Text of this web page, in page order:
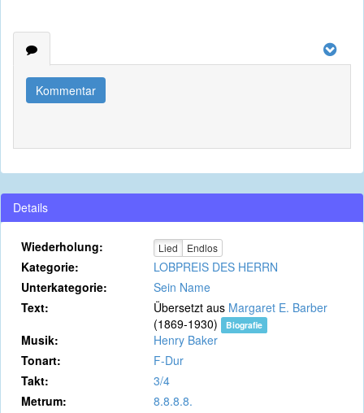
Kommentar
Details
Wiederholung: Lied Endlos
Kategorie:
LOBPREIS DES HERRN
Unterkategorie:
Sein Name
Text:
Übersetzt aus Margaret E. Barber
(1869-1930)
Biografie
Musik:
Henry Baker
Tonart:
F-Dur
Takt:
3/4
Metrum:
8.8.8.8.